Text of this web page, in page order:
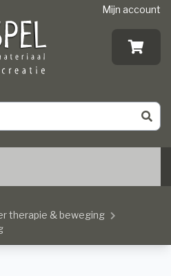
Mijn account
therapie & beweging